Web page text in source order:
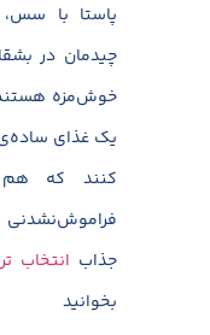
پاستا با
چیدمان در
خوش‌مزه
یک غذای ساده‌ی
کنند که
جذاب انتخاب
بخوانید